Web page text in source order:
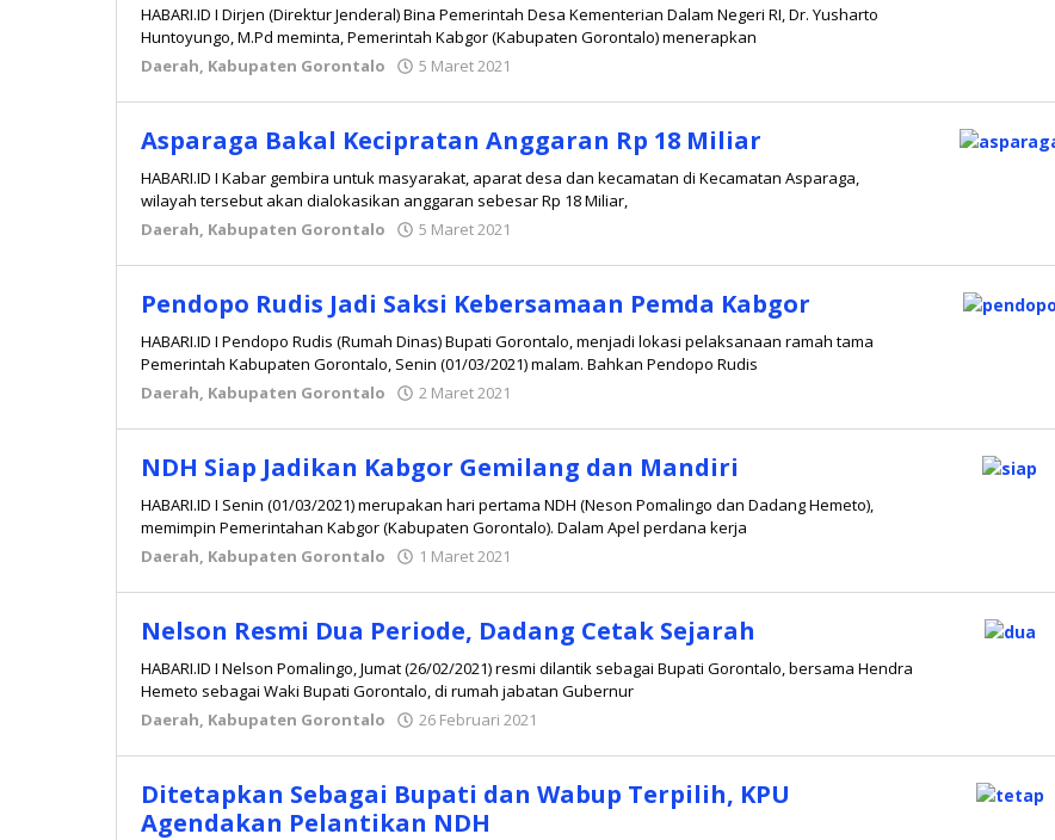
HABARI.ID I Dirjen (Direktur Jenderal) Bina Pemerintah Desa Kementerian Dalam Negeri RI, Dr. Yusharto
Huntoyungo, M.Pd meminta, Pemerintah Kabgor (Kabupaten Gorontalo) menerapkan
Daerah, Kabupaten Gorontalo 5 Maret 2021
Asparaga Bakal Kecipratan Anggaran Rp 18 Miliar
HABARI.ID I Kabar gembira untuk masyarakat, aparat desa dan kecamatan di Kecamatan Asparaga,
wilayah tersebut akan dialokasikan anggaran sebesar Rp 18 Miliar,
Daerah, Kabupaten Gorontalo 5 Maret 2021
Pendopo Rudis Jadi Saksi Kebersamaan Pemda Kabgor
HABARI.ID I Pendopo Rudis (Rumah Dinas) Bupati Gorontalo, menjadi lokasi pelaksanaan ramah tama
Pemerintah Kabupaten Gorontalo, Senin (01/03/2021) malam. Bahkan Pendopo Rudis
Daerah, Kabupaten Gorontalo 2 Maret 2021
NDH Siap Jadikan Kabgor Gemilang dan Mandiri
HABARI.ID I Senin (01/03/2021) merupakan hari pertama NDH (Neson Pomalingo dan Dadang Hemeto),
memimpin Pemerintahan Kabgor (Kabupaten Gorontalo). Dalam Apel perdana kerja
Daerah, Kabupaten Gorontalo 1 Maret 2021
Nelson Resmi Dua Periode, Dadang Cetak Sejarah
HABARI.ID I Nelson Pomalingo, Jumat (26/02/2021) resmi dilantik sebagai Bupati Gorontalo, bersama Hendra
Hemeto sebagai Waki Bupati Gorontalo, di rumah jabatan Gubernur
Daerah, Kabupaten Gorontalo 26 Februari 2021
Ditetapkan Sebagai Bupati dan Wabup Terpilih, KPU
Agendakan Pelantikan NDH